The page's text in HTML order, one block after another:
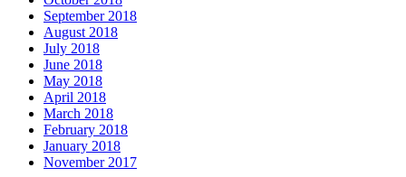
September 2018
August 2018
July 2018
June 2018
May 2018
April 2018
March 2018
February 2018
January 2018
November 2017